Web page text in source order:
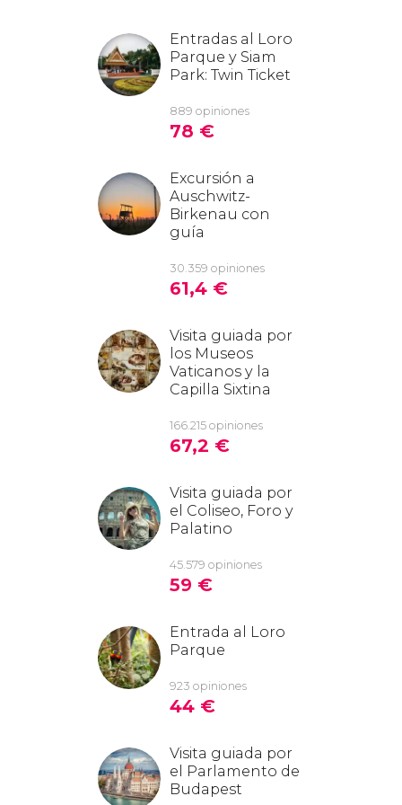
Entradas al Loro
Parque y Siam
Park: Twin Ticket
889 opiniones
78 €
Excursión a
Auschwitz-
Birkenau con
guía
30.359 opiniones
61,4 €
Visita guiada por
los Museos
Vaticanos y la
Capilla Sixtina
166.215 opiniones
67,2 €
Visita guiada por
el Coliseo, Foro y
Palatino
45.579 opiniones
59 €
Entrada al Loro
Parque
923 opiniones
44 €
Visita guiada por
el Parlamento de
Budapest